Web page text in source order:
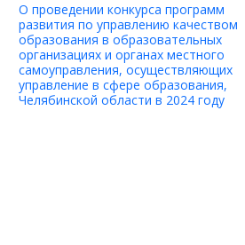
О проведении конкурса программ
развития по управлению качеством
образования в образовательных
организациях и органах местного
самоуправления, осуществляющих
управление в сфере образования,
Челябинской области в 2024 году